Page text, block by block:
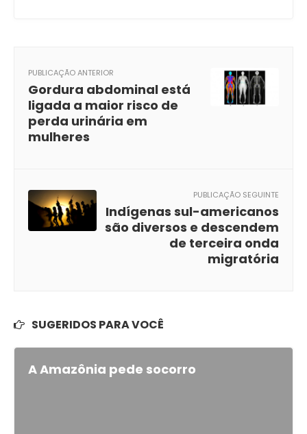
PUBLICAÇÃO ANTERIOR
Gordura abdominal está
ligada a maior risco de
perda urinária em
mulheres
PUBLICAÇÃO SEGUINTE
Indígenas sul-americanos
são diversos e descendem
de terceira onda
migratória
SUGERIDOS PARA VOCÊ
A Amazônia pede socorro